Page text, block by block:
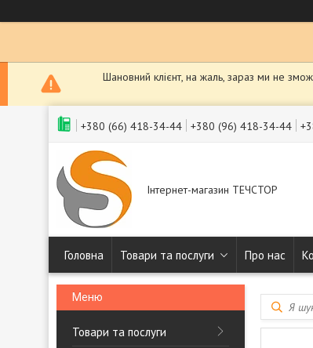
Шановний клієнт, на жаль, зараз ми не
+380 (66) 418-34-44 +380 (96) 418-34-44
Інтернет-магазин ТЕЧСТОР
Головна Товари та послуги Про нас
Товари та послуги